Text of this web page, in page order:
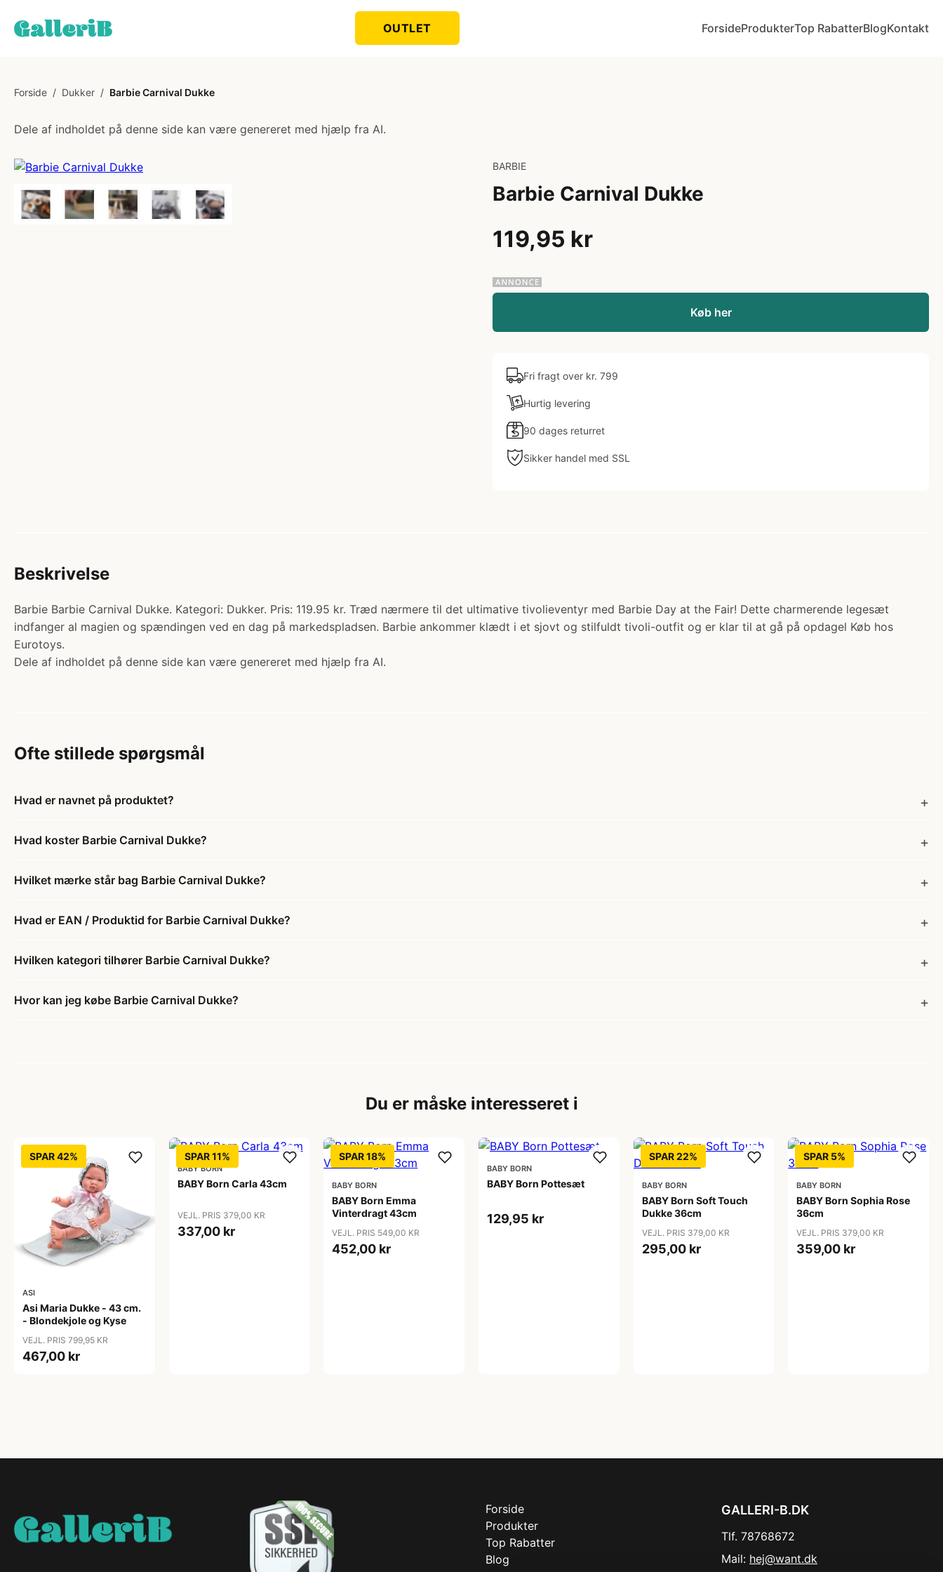
OUTLET ForsideProdukterTop RabatterBlogKontakt
Forside / Dukker / Barbie Carnival Dukke
Dele af indholdet på denne side kan være genereret med hjælp fra AI.
BARBIE
Barbie Carnival Dukke
119,95 kr
Køb her
Fri fragt over kr. 799
Hurtig levering
90 dages returret
Sikker handel med SSL
Beskrivelse
Barbie Barbie Carnival Dukke. Kategori: Dukker. Pris: 119.95 kr. Træd nærmere til det ultimative tivolieventyr med Barbie Day at the Fair! Dette charmerende legesæt
indfanger al magien og spændingen ved en dag på markedspladsen. Barbie ankommer klædt i et sjovt og stilfuldt tivoli-outfit og er klar til at gå på opdagel Køb hos
Eurotoys.
Dele af indholdet på denne side kan være genereret med hjælp fra AI.
Ofte stillede spørgsmål
Hvad er navnet på produktet?
Hvad koster Barbie Carnival Dukke?
Hvilket mærke står bag Barbie Carnival Dukke?
Hvad er EAN / Produktid for Barbie Carnival Dukke?
Hvilken kategori tilhører Barbie Carnival Dukke?
Hvor kan jeg købe Barbie Carnival Dukke?
Du er måske interesseret i
SPAR 42%
ASI
Asi Maria Dukke - 43 cm.
- Blondekjole og Kyse
VEJL. PRIS 799,95 KR
467,00 kr
SPAR 11%
BABY BORN
BABY Born Carla 43cm
VEJL. PRIS 379,00 KR
337,00 kr
SPAR 18%
BABY BORN
BABY Born Emma
Vinterdragt 43cm
VEJL. PRIS 549,00 KR
452,00 kr
BABY BORN
BABY Born Pottesæt
129,95 kr
SPAR 22%
BABY BORN
BABY Born Soft Touch
Dukke 36cm
VEJL. PRIS 379,00 KR
295,00 kr
SPAR 5%
BABY BORN
BABY Born Sophia Rose
36cm
VEJL. PRIS 379,00 KR
359,00 kr
Forside
Produkter
Top Rabatter
Blog
GALLERI-B.DK
Tlf. 78768672
Mail: hej@want.dk